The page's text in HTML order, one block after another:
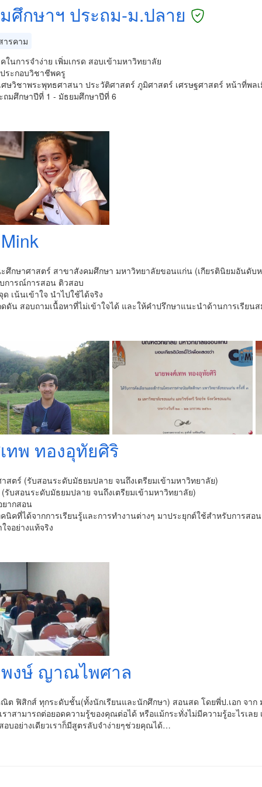
ศึกษาฯ ประถม-ม.ปลาย
รคาม
ในการจำง่าย เพิ่มเกรด สอบเข้ามหาวิทยาลัย
ระกอบวิชาชีพครู
ษวิชาพระพุทธศาสนา ประวัติศาสตร์ ภูมิศาสตร์ เศรษฐศาสตร์ หน้าที่พลเ
ถมศึกษาปีที่ 1 - มัธยมศึกษาปีที่ 6
ศึกษาศาสตร์ สาขาสังคมศึกษา มหาวิทยาลัยขอนแก่น (เกียรตินิยมอันดับ
การณ์การสอน ติวสอบ
เน้นเข้าใจ นำไปใช้ได้จริง
ดัน สอบถามเนื้อหาที่ไม่เข้าใจได้ และให้คำปรึกษาแนะนำด้านการเรียนส
ทพ ทองอุทัยศิริ
สตร์ (รับสอนระดับมัธยมปลาย จนถึงเตรียมเข้ามหาวิทยาลัย)
รับสอนระดับมัธยมปลาย จนถึงเตรียมเข้ามหาวิทยาลัย)
ยากสอน
นิคที่ได้จากการเรียนรู้และการทำงานต่างๆ มาประยุกต์ใช้สำหรับการส
จอย่างแท้จริง
งษ์ ญาณไพศาล
ต ฟิสิกส์ ทุกระดับชั้น(ทั้งนักเรียนและนักศึกษา) สอนสด โดยพี่ป.เอก จา
ราสามารถต่อยอดความรู้ของคุณต่อได้ หรือแม้กระทั่งไม่มีความรู้อะไรเล
อบอย่างเดียวเราก็มีสูตรลับจำง่ายๆช่วยคุณได้…